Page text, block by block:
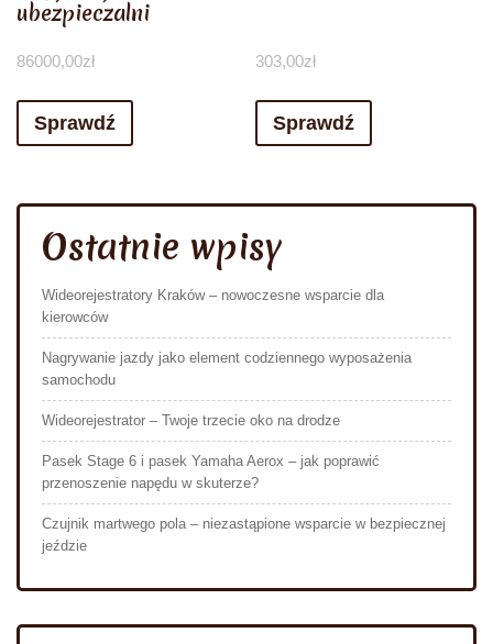
ubezpieczalni
86000,00zł
Sprawdź
303,00zł
Sprawdź
Ostatnie wpisy
Wideorejestratory Kraków – nowoczesne wsparcie dla
kierowców
Nagrywanie jazdy jako element codziennego wyposażenia
samochodu
Wideorejestrator – Twoje trzecie oko na drodze
Pasek Stage 6 i pasek Yamaha Aerox – jak poprawić
przenoszenie napędu w skuterze?
Czujnik martwego pola – niezastąpione wsparcie w bezpiecznej
jeździe